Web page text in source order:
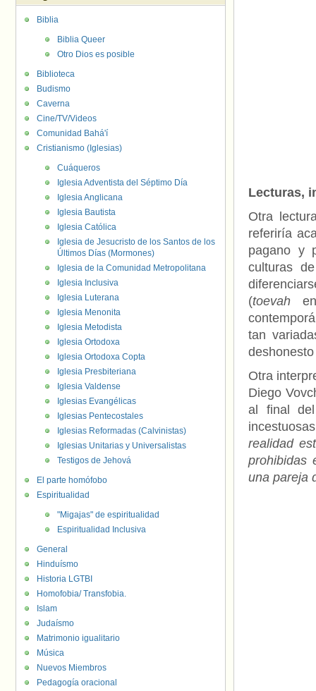
Lecturas,
Otra
referiría
pagano y
culturas
(toevah
tan
Otra
Diego
al final
realidad
prohibidas
una pareja
Biblia
Biblia Queer
Otro Dios es posible
Biblioteca
Budismo
Caverna
Cine/TV/Videos
Comunidad Bahá'í
Cristianismo (Iglesias)
Cuáqueros
Iglesia Adventista del Séptimo Día
Iglesia Anglicana
Iglesia Bautista
Iglesia Católica
Iglesia de Jesucristo de los Santos de los
Últimos Días (Mormones)
Iglesia de la Comunidad Metropolitana
Iglesia Inclusiva
Iglesia Luterana
Iglesia Menonita
Iglesia Metodista
Iglesia Ortodoxa
Iglesia Ortodoxa Copta
Iglesia Presbiteriana
Iglesia Valdense
Iglesias Evangélicas
Iglesias Pentecostales
Iglesias Reformadas (Calvinistas)
Iglesias Unitarias y Universalistas
Testigos de Jehová
El parte homófobo
Espiritualidad
"Migajas" de espiritualidad
Espiritualidad Inclusiva
General
Hinduísmo
Historia LGTBI
Homofobia/ Transfobia.
Islam
Judaísmo
Matrimonio igualitario
Música
Nuevos Miembros
Pedagogía oracional